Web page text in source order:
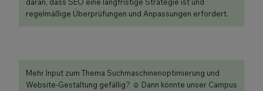
regelmäßige Überprüfungen und Anpassungen erfordert.
Mehr Input zum Thema Suchmaschinenoptimierung und
Website-Gestaltung gefällig? ☺️ Dann könnte unser Campus